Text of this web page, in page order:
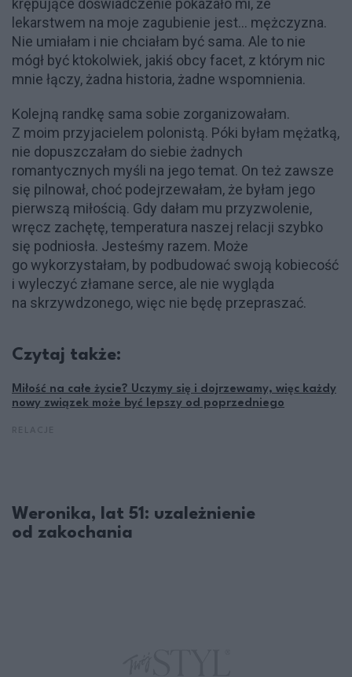
lekarstwem na moje zagubienie jest... mężczyzna.
Nie umiałam i nie chciałam być sama. Ale to nie
mógł być ktokolwiek, jakiś obcy facet, z którym nic
mnie łączy, żadna historia, żadne wspomnienia.
Kolejną randkę sama sobie zorganizowałam.
Z moim przyjacielem polonistą. Póki byłam mężatką,
nie dopuszczałam do siebie żadnych
romantycznych myśli na jego temat. On też zawsze
się pilnował, choć podejrzewałam, że byłam jego
pierwszą miłością. Gdy dałam mu przyzwolenie,
wręcz zachętę, temperatura naszej relacji szybko
się podniosła. Jesteśmy razem. Może
go wykorzystałam, by podbudować swoją kobiecość
i wyleczyć złamane serce, ale nie wygląda
na skrzywdzonego, więc nie będę przepraszać.
Czytaj także:
Miłość na całe życie? Uczymy się i dojrzewamy, więc każdy
nowy związek może być lepszy od poprzedniego
Weronika, lat 51: uzależnienie
od zakochania